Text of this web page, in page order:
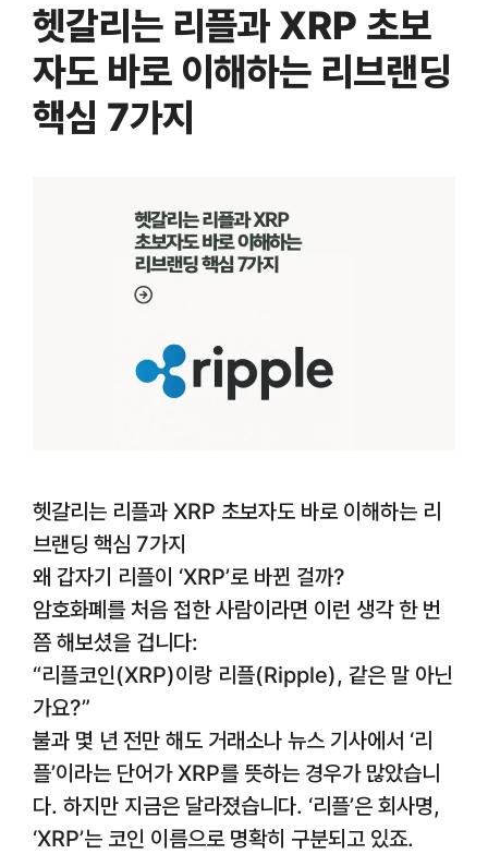
헷갈리는 리플과 XRP 초보
자도 바로 이해하는 리브랜딩
핵심 7가지
헷갈리는 리플과 XRP 초보자도 바로 이해하는 리
브랜딩 핵심 7가지
왜 갑자기 리플이 ‘XRP’로 바뀐 걸까?
암호화폐를 처음 접한 사람이라면 이런 생각 한 번
쯤 해보셨을 겁니다:
“리플코인(XRP)이랑 리플(Ripple), 같은 말 아닌
가요?”
불과 몇 년 전만 해도 거래소나 뉴스 기사에서 ‘리
플’이라는 단어가 XRP를 뜻하는 경우가 많았습니
다. 하지만 지금은 달라졌습니다. ‘리플’은 회사명,
‘XRP’는 코인 이름으로 명확히 구분되고 있죠.